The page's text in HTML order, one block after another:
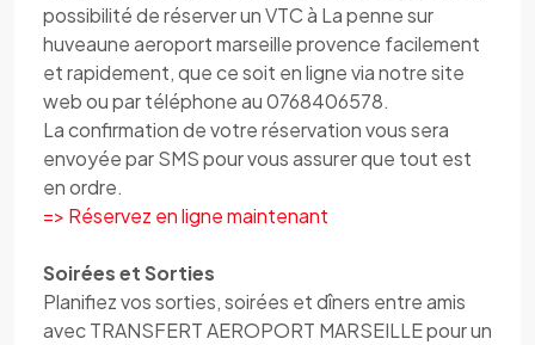
possibilité de réserver un VTC à La penne sur
huveaune aeroport marseille provence facilement
et rapidement, que ce soit en ligne via notre site
web ou par téléphone au 0768406578.
La confirmation de votre réservation vous sera
envoyée par SMS pour vous assurer que tout est
en ordre.
=> Réservez en ligne maintenant
Soirées et Sorties
Planifiez vos sorties, soirées et dîners entre amis
avec TRANSFERT AEROPORT MARSEILLE pour un